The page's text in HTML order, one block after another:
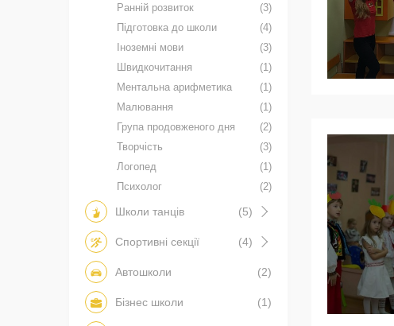
Ранній розвиток
(3)
Підготовка до школи
(4)
Іноземні мови
(3)
Швидкочитання
(1)
Ментальна арифметика
(1)
Малювання
(1)
Група продовженого дня
(2)
Творчість
(3)
Логопед
(1)
Психолог
(2)
Школи танців (5)
Спортивні секції (4)
Автошколи (2)
Бізнес школи (1)